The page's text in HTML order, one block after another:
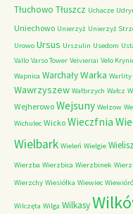
Tłuchowo Tłuszcz Uchacze
Uniechowo Unierzyż Unierzyż
Urowo Ursus Urszulin Usedom
Vallo Varso Tower Veivieriai Velo
Wapnica WarchałyWarka Warlity
Wawrzyszew Wałbrzych Wałcz
Wejherowo Wejsuny Welzow
Wichulec Wicko Wieczfnia
Wielbark Wieleń Wielgie
Wierzba Wierzbica Wierzbinek
Wierzchy Wiesiółka Wiewiec
Wilczęta Wilga Wilkasy